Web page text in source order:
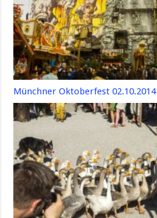
Münchner Oktoberfest 02.10.2014